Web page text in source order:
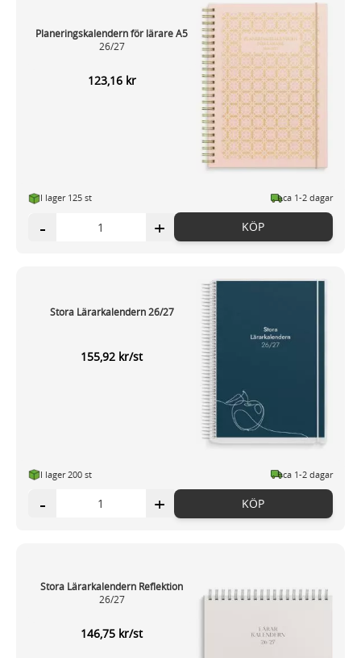
Planeringskalendern för lärare A5
26/27
123,16 kr
I lager 125 st ca 1-2 dagar
- + KÖP
Stora Lärarkalendern 26/27
155,92 kr/st
I lager 200 st ca 1-2 dagar
- + KÖP
Stora Lärarkalendern Reflektion
26/27
146,75 kr/st